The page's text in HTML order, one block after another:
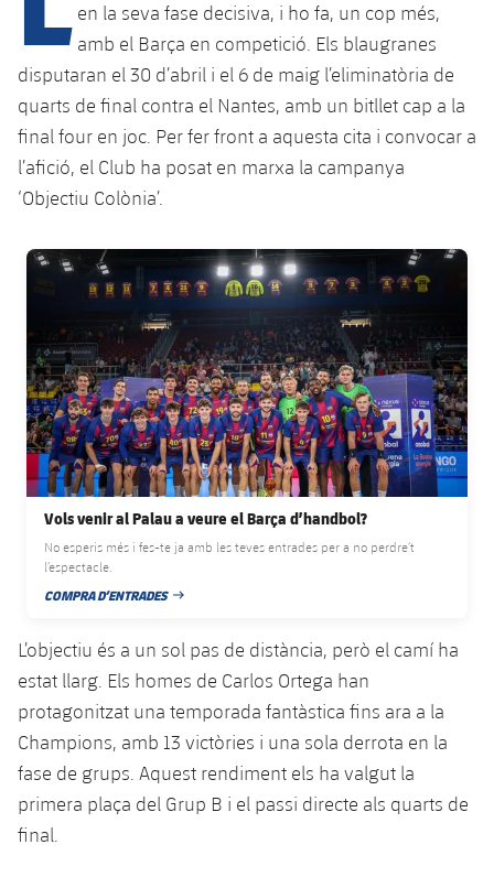
plusicon
més
Instal·lacions
Spotify Camp Nou
Palau Blaugrana
Estadi Johan Cruyff
Barça Cafe
Ciutat Esportiva
La Masia
plusicon
més
Serveis
Serveis Mèdics
Accessibilitat
plusicon
més
Acreditacions
Instal·lacions
SUB13
SUB12
SUB11 A
SUB11 B
SUB10 A
SUB10 B
SUB9 A
SUB9 B
SUB8 A
SUB8 B
SUB13 B
SUB12 C
SUB11 C
Entrades
Gameday Shows
Resultats
Jugadors
Fotos
Història
Palmarès
Base
Barça Atlètic
Junior
Cadet A
Infantil A
Infantil B
Mini
Campus Estiu
PLUSICON
MÉS
Primer Equip
plusicon
més
Entrades
Resultats
Classificació
Jugadors
Fotos
Història
Barça Atlètic
plusicon
més
Actualitat
Calendari
Resultats
Classificació
Jugadors
Fotos
Base
plusicon
més
Juvenil
Cadet A
Cadet B
Infantil A
PLUSICON
MÉS
Primer equip
plusicon
més
Actualitat
Calendari
Resultats
Classificació
Jugadors
Fotos
Palmarès
Barça Atlètic
plusicon
més
Actualitat
Calendari
Resultats
Jugadors
Classificació
Base
plusicon
més
Actualitat
Juvenil
Cadet
Infantil
Aleví
Campus Verano
plusicon
més
Actualitat
Calendari
plusicon
més
Actualitat
Base
plusicon
més
en la seva fase decisiva, i ho fa, un cop més,
amb el Barça en competició. Els blaugranes
disputaran el 30 d’abril i el 6 de maig l’eliminatòria de
quarts de final contra el Nantes, amb un bitllet cap a la
final four en joc. Per fer front a aquesta cita i convocar a
l’afició, el Club ha posat en marxa la campanya
‘Objectiu Colònia’.
FC Barcelona club badge
Vols venir al Palau a veure el Barça d’handbol?
No esperis més i fes-te ja amb les teves entrades per a no perdre’t
l’espectacle.
COMPRA D’ENTRADES
DATA DE PUBLICACIÓ
L’objectiu és a un sol pas de distància, però el camí ha
estat llarg. Els homes de Carlos Ortega han
protagonitzat una temporada fantàstica fins ara a la
Champions, amb 13 victòries i una sola derrota en la
fase de grups. Aquest rendiment els ha valgut la
primera plaça del Grup B i el passi directe als quarts de
final.